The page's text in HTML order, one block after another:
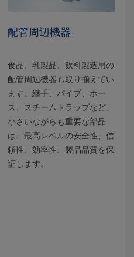
配管周辺機器
食品、乳製品、飲料製造用の
配管周辺機器も取り揃えてい
ます。継手、パイプ、ホー
ス、スチームトラップなど、
小さいながらも重要な部品
は、最高レベルの安全性、信
頼性、効率性、製品品質を保
証します。